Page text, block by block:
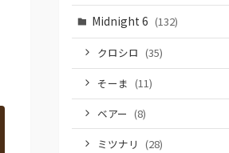
Midnight 6 (132)
クロシロ (35)
そーま (11)
ベアー (8)
ミツナリ (28)